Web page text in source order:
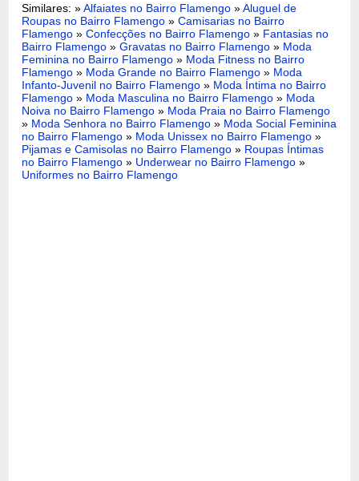
Similares: »Alfaiates no Bairro Flamengo »Aluguel de
Roupas no Bairro Flamengo »Camisarias no Bairro
Flamengo »Confecções no Bairro Flamengo » Fantasias no
Bairro Flamengo »Gravatas no Bairro Flamengo » Moda
Feminina no Bairro Flamengo » Moda Fitness no Bairro
Flamengo » Moda Grande no Bairro Flamengo » Moda
Infanto-Juvenil no Bairro Flamengo » Moda Íntima no Bairro
Flamengo » Moda Masculina no Bairro Flamengo » Moda
Noiva no Bairro Flamengo » Moda Praia no Bairro Flamengo
» Moda Senhora no Bairro Flamengo » Moda Social Feminina
no Bairro Flamengo » Moda Unissex no Bairro Flamengo »
Pijamas e Camisolas no Bairro Flamengo » Roupas Íntimas
no Bairro Flamengo » Underwear no Bairro Flamengo »
Uniformes no Bairro Flamengo